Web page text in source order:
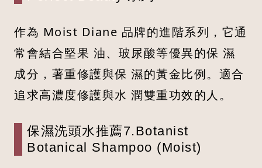
作為 Moist Diane 品牌的進階系列，它通
常會結合堅果 油、玻尿酸等優異的保 濕
成分，著重修護與保 濕的黃金比例。適合
追求高濃度修護與水 潤雙重功效的人。
保濕洗頭水推薦7.Botanist
Botanical Shampoo (Moist)